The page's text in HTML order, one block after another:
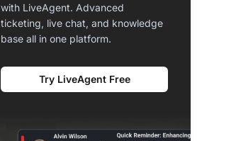
with LiveAgent. Advanced
ticketing, live chat, and knowledge
base all in one platform.
Try LiveAgent Free